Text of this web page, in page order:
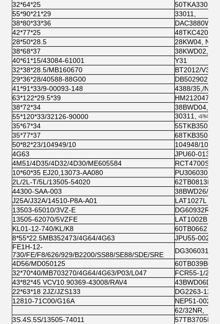
32*64*25
50TKA3303
55*90*21*29
33011,
38*80*33*36
42*77*25
48TKC4202
28*50*28.5
28KW04, NSK
38*68*37
38KWD02,
40*61*15/43084-61001
Y31
32*38*28.5/MB160670
BT2012/V32
29*36*28/40588-88G00
DB502902,
41*91*33/9-00093-148
4388/35,/NTN
63*122*29.5*39
HM212047-10
38*72*34
38BWD04,
55*120*33/32126-90000
30311, এনএসকে
35*67*34
55TKB3502
35*77*37
68TKB3505
50*82*23/104949/10
104948/10
4G63
JPU60-013B
4M51/4D35/4D32/4D30/ME605584
RCT4700SA
10*60*35 EJ20,13073-AA080
PU306030
2L/2L-T/5L/13505-54020
44300-SAA-003
38BWD26/
J25A/J32A/14510-P8A-A01
LAT1027L
13503-65010/3VZ-E
DG60932RD
13505-62070/5VZFE
LAT1002B
KL01-12-740/KL/K8
60TB0662
8*55*22.5MB352473/4G64/4G63
JPU55-002B
FE1H-12-
730/FE/F8/626/929/B2200/SS88/SE88/SDE/SRE
4D56/MD050125
60TB039B01
32*70*40/MB703270/4G64/4G63/P03/L047
FCR55-1/
43*82*45 VCV10.90369-43008/RAV4
22*63*18 2JZ/JZS133
DG2263-
12810-71C00/G16A
NEP51-002B
62/32NR,
3S.4S.5S/13505-74011